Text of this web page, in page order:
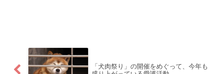
「犬肉祭り」の開催をめぐって、今年も